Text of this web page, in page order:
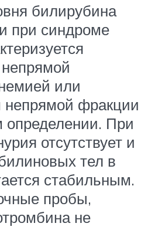
билирубина
при синдроме
или
непрямой фракции
определении. При
отсутствует и
тел в
стабильным.
пробы,
не